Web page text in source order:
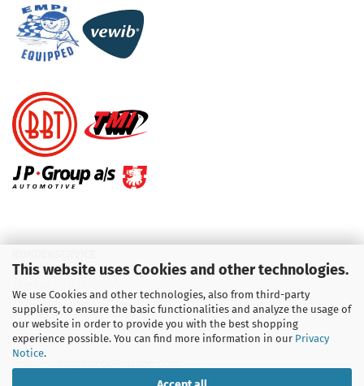
This website uses Cookies and other technologies.
We use Cookies and other technologies, also from third-party
suppliers, to ensure the basic functionalities and analyze the usage of
our website in order to provide you with the best shopping
experience possible. You can find more information in our Privacy
Notice.
Telefon :09931 92 99 490